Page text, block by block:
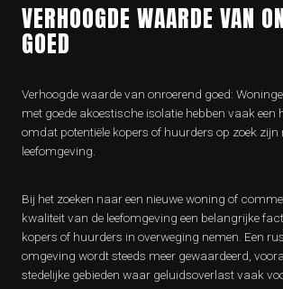
VERHOOGDE WAARDE VAN
GOED
Verhoogde waarde van onroerend goed:
met goede akoestische isolatie hebben vaak een
omdat potentiële kopers of huurders op zoek zijn
leefomgeving.
Bij het zoeken naar een nieuwe woning of
kwaliteit van de leefomgeving een belangrijke
kopers of huurders in overweging nemen. Een
omgeving wordt steeds meer gewaardeerd,
stedelijke gebieden waar geluidsoverlast vaak